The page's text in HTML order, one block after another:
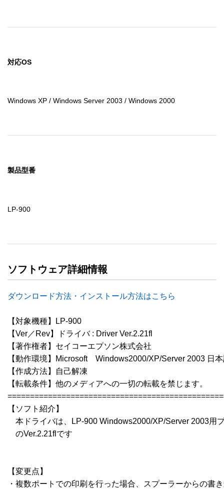
対応OS
Windows XP / Windows Server 2003 / Windows 2000
製品型番
LP-900
ソフトウェア詳細情報
ダウンロード方法・インストール方法はこちら
【対象機種】LP-900
【Ver／Rev】ドライバ : Driver Ver.2.21fl
【著作権者】セイコーエプソン株式会社
【動作環境】Microsoft　Windows2000/XP/Server 2003 日
【作成方法】自己解凍
【転載条件】他のメディアへの一切の転載を禁じます。
【ソフト紹介】
本ドライバは、LP-900 Windows2000/XP/Server 2003用
のVer.2.21flです
【変更点】
・複数ポートでの印刷を行った場合、スプーラーからの書